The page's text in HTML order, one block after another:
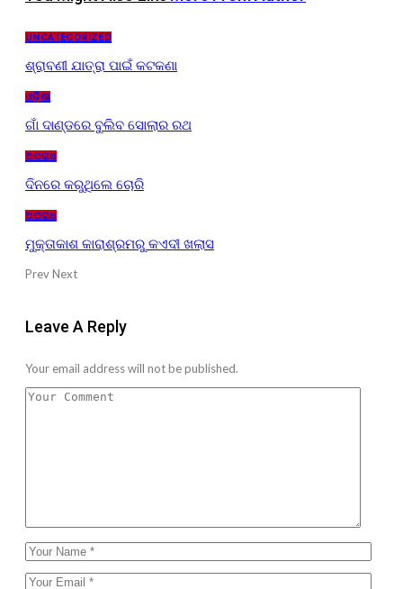
UNCATEGORIZED
ଶ୍ରାବଣୀ ଯାତ୍ରା ପାଇଁ କଟକଣା
ଓଡ଼ିଶା
ଗାଁ ଦାଣ୍ଡରେ ବୁଲିବ ସୋଲାର ରଥ
ଅପରାଧ
ଦିନରେ କରୁଥିଲେ ଚୋରି
ଅପରାଧ
ମୁକ୍ତାକାଶ କାରାଶ୍ରମରୁ କଏଦୀ ଖଲାସ
PrevNext
Leave A Reply
Your email address will not be published.